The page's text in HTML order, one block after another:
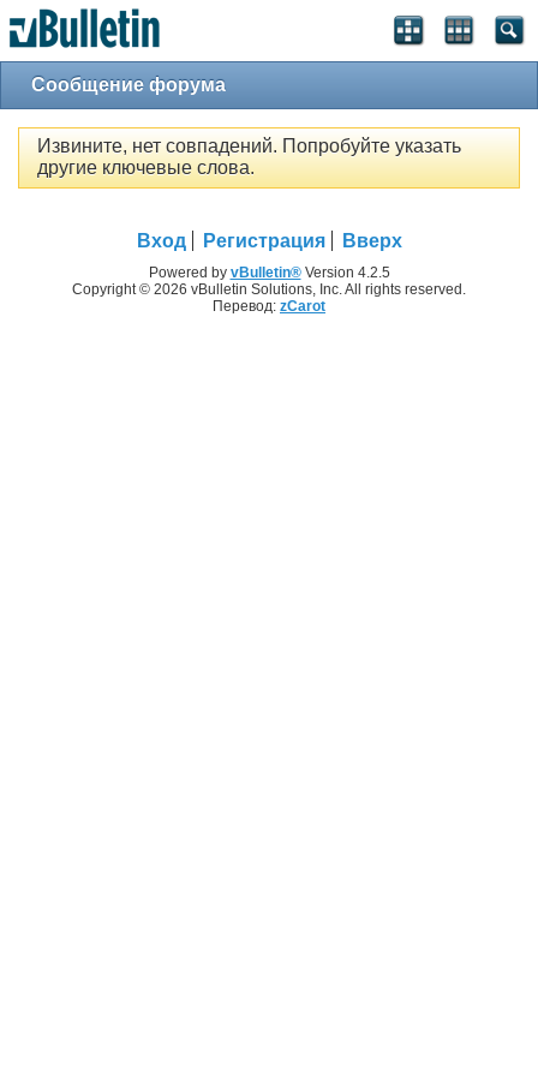
Сообщение форума
Извините, нет совпадений. Попробуйте указать
другие ключевые слова.
Вход Регистрация Вверх
Powered by vBulletin®Version 4.2.5
Copyright © 2026 vBulletin Solutions, Inc. All rights reserved.
Перевод: zCarot